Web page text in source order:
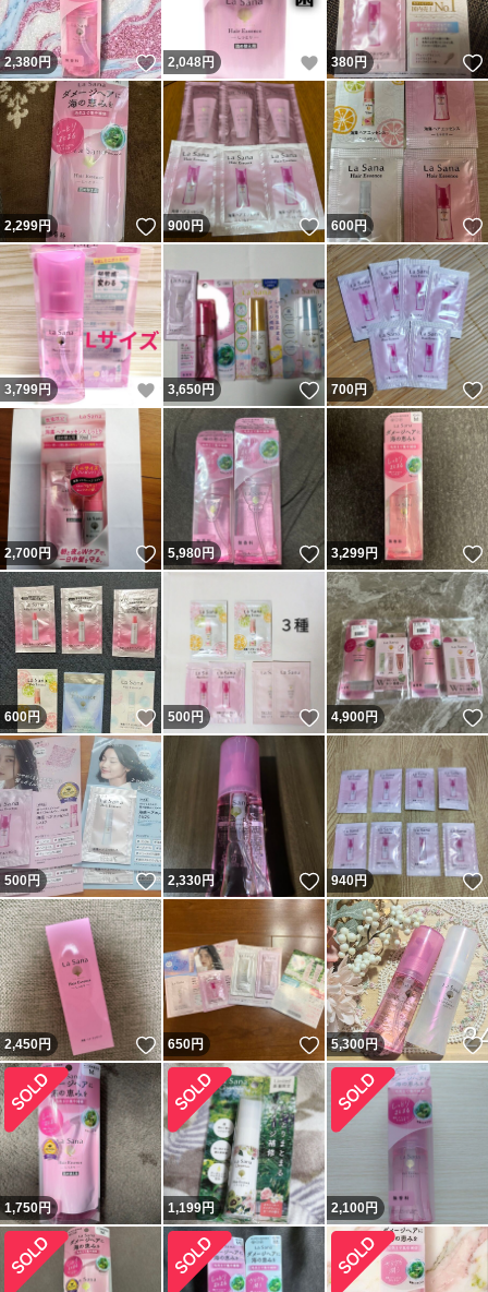
2,380円 いいね！
2,048円 いいね！
380円
2,299円 いいね！
900円 いいね！
600円
3,799円 いいね！
3,650円 いいね！
700円
2,700円 いいね！
5,980円 いいね！
3,299円
600円 いいね！
500円 いいね！
4,900円
500円 いいね！
2,330円 いいね！
940円
2,450円 いいね！
650円 いいね！
5,300円
1,750円 1,199円 2,100円